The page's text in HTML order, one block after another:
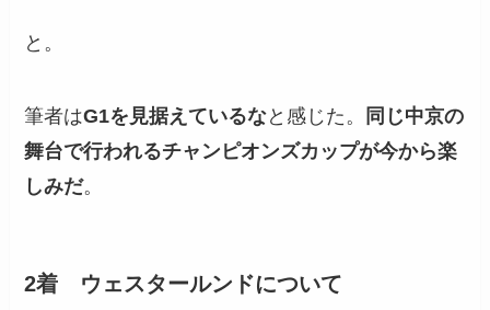
と。
筆者はG1を見据えているなと感じた。
同じ中京の
舞台で行われるチャンピオンズカップが今から楽
しみだ。
2着 ウェスタールンドについて